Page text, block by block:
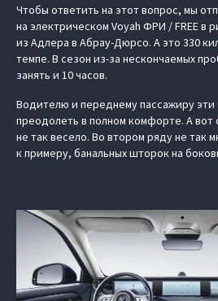
Чтобы ответить на этот вопрос, мы
на электрическом Voyah ФРИ / FREE в
из Адлера в Абрау-Дюрсо. А это 330
темпе. В сезон из-за нескончаемых
занять и 10 часов.
Водителю и переднему пассажиру
преодолеть в полном комфорте. А
не так весело. Во втором ряду не так
к примеру, банальных шторок на